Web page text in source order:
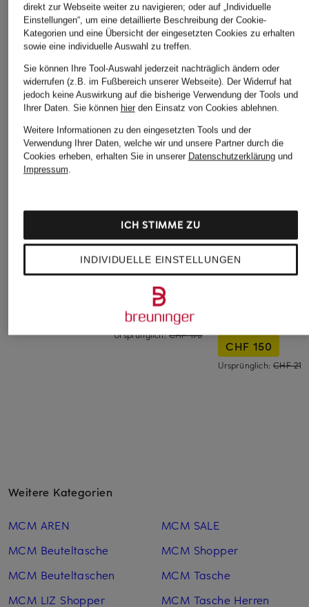
MCM
MARC JACOBS
Geldbörse BANDANA
CHF 100
Ursprünglich:CHF 170
MARC JACOBS
CHF 150
Ursprünglich:CHF 210
Weitere Kategorien
MCM AREN
MCM Beuteltasche
MCM Beuteltaschen
MCM LIZ Shopper
MCM SALE
MCM Shopper
MCM Tasche
MCM Tasche Herren
direkt zur Webseite weiter zu navigieren; oder auf „Individuelle
Einstellungen“, um eine detaillierte Beschreibung der Cookie-
Kategorien und eine Übersicht der eingesetzten Cookies zu erhalten
sowie eine individuelle Auswahl zu treffen.
Sie können Ihre Tool-Auswahl jederzeit nachträglich ändern oder
widerrufen (z.B. im Fußbereich unserer Webseite). Der Widerruf hat
jedoch keine Auswirkung auf die bisherige Verwendung der Tools und
Ihrer Daten. Sie können hierden Einsatz von Cookies ablehnen.
Weitere Informationen zu den eingesetzten Tools und der
Verwendung Ihrer Daten, welche wir und unsere Partner durch die
Cookies erheben, erhalten Sie in unserer Datenschutzerklärungund
Impressum.
INDIVIDUELLE EINSTELLUNGEN
ICH STIMME ZU